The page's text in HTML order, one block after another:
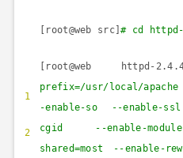
1
2
[root@web src]# cd
[root@web httpd-
prefix=/usr/local/
-enable-so --enable-
cgid --enable-
shared=most --